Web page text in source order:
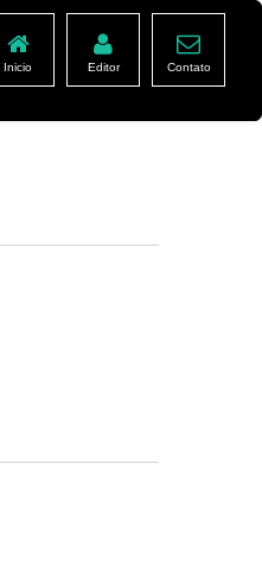
Inicio Editor Contato